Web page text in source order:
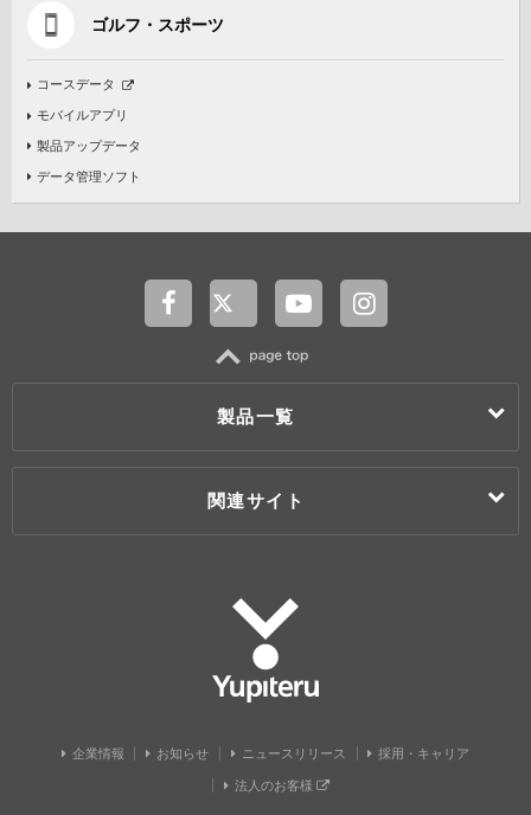
ゴルフ・スポーツ
コースデータ
モバイルアプリ
製品アップデータ
データ管理ソフト
製品一覧
Super Cat Zseries(スーパーキャットゼットシリーズ)
安全運転支援機器
関連サイト
企業情報 お知らせ ニュースリリース 採用・キャリア
法人のお客様